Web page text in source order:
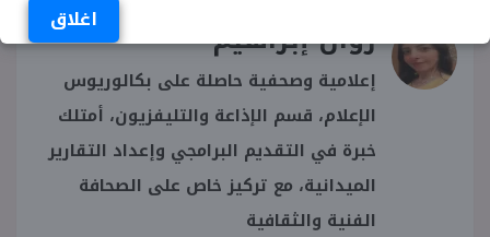
اغلاق روان إبراهيم
إعلامية وصحفية حاصلة على بكالوريوس
الإعلام، قسم الإذاعة والتليفزيون، أمتلك
خبرة في التقديم البرامجي وإعداد التقارير
الميدانية، مع تركيز خاص على الصحافة
الفنية والثقافية